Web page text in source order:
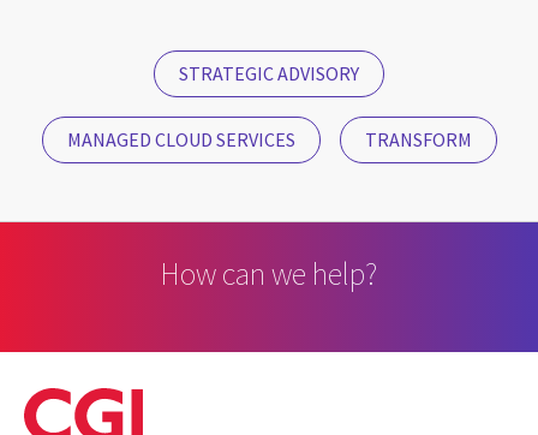
STRATEGIC ADVISORY
MANAGED CLOUD SERVICES TRANSFORM
How can we help?